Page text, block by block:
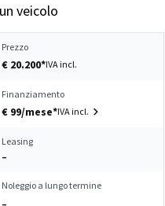
veicolo
Prezzo
€ 20.200*IVA incl.
Finanziamento
€ 99/mese*IVA incl.
Leasing
–
Noleggio a lungo termine